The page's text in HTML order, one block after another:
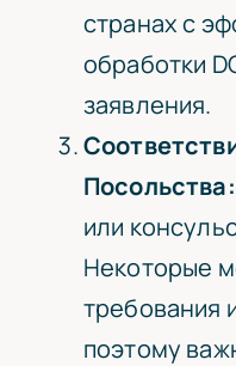
странах с
обработки
заявления.
Посольства:
или
Некоторые
требования
поэтому